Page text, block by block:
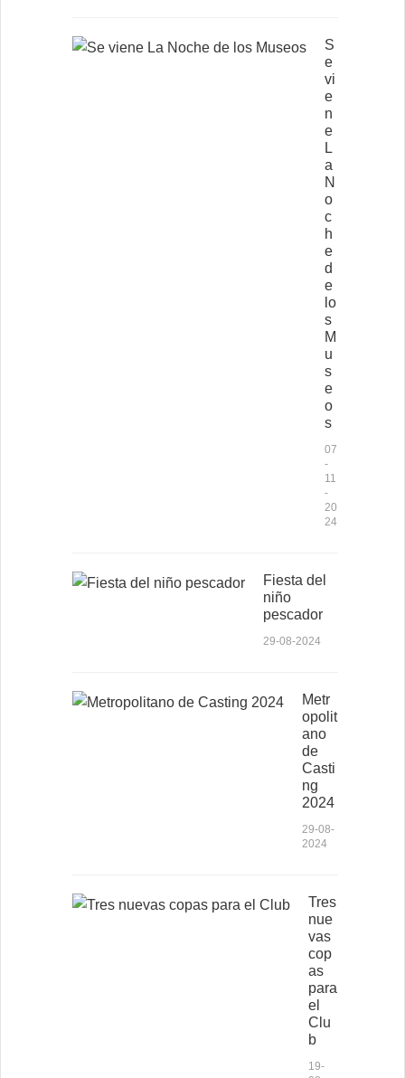
S
e
vi
e
n
e
L
a
N
o
c
h
e
d
e
lo
s
M
u
s
e
o
s
07
-
11
-
20
24
Fiesta del
niño
pescador
29-08-2024
Metr
opolit
ano
de
Casti
ng
2024
29-08-
2024
Tres
nue
vas
cop
as
para
el
Clu
b
19-